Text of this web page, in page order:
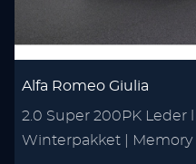
Alfa Romeo Giulia
2.0 Super 200PK Leder l
Winterpakket | Memory